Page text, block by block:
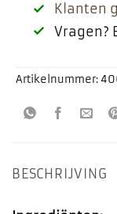
Klanten
Vragen?
Artikelnummer:
BESCHRIJVING